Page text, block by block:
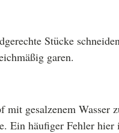
Stücke
garen.
mit gesalzenem Wasser
Ein häufiger Fehler